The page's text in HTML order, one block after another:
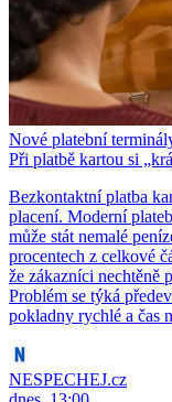
Nové platební
Při platbě kartou si
Bezkontaktní platba
placení. Moderní
může stát nemalé
procentech z celkové
že zákazníci nechtěně
Problém se týká
pokladny rychlé a čas
NESPECHEJ.cz